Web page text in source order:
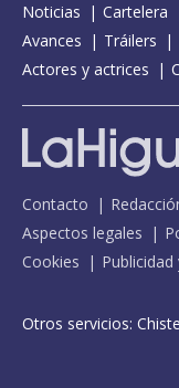
Noticias Cartelera
Avances
Tráilers
Actores y actrices
Contacto
Aspectos legales
Cookies
Otros servicios: